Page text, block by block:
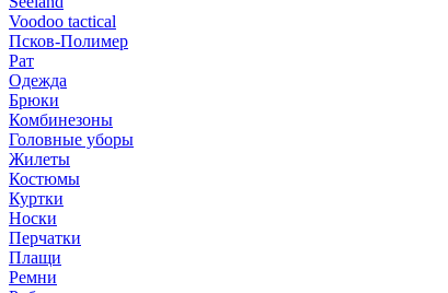
Voodoo tactical
Псков-Полимер
Рат
Одежда
Брюки
Комбинезоны
Головные уборы
Жилеты
Костюмы
Куртки
Носки
Перчатки
Плащи
Ремни